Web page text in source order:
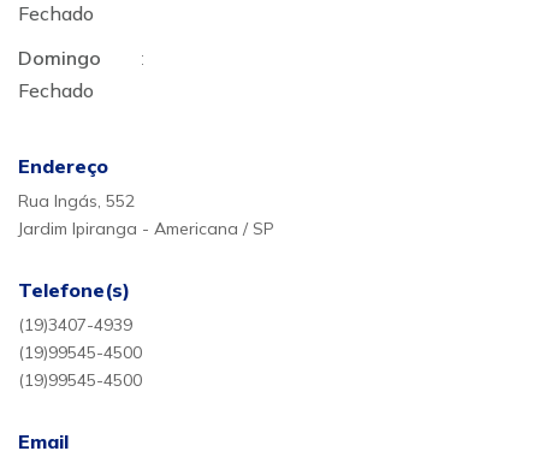
Fechado
Domingo
:
Fechado
Endereço
Rua Ingás, 552
Jardim Ipiranga - Americana / SP
Telefone(s)
(19)3407-4939
(19)99545-4500
(19)99545-4500
Email